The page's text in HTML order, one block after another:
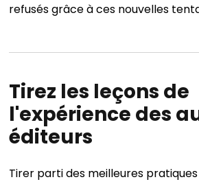
refusés grâce à ces nouvelles
Tirez les leçons de
l'expérience des
éditeurs
Tirer parti des meilleures